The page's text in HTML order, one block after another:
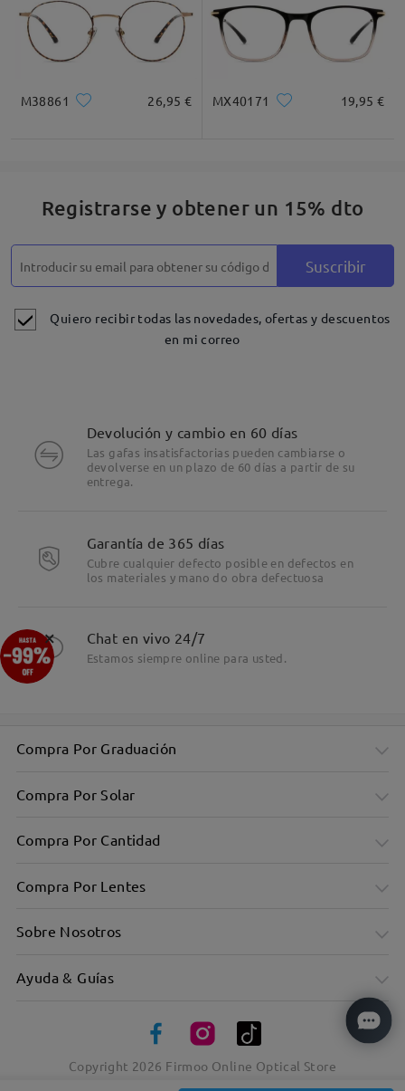
* Solo Para Referencia
Descripción del Producto
Detalles
Montura Aviador Metálica: Estilo y Calidad
Templos de Carey's Añaden Toque Clásico
M38861 26,95 € MX40171 19,95 €
Registrarse y obtener un 15% dto
Suscribir
Quiero recibir todas las novedades, ofertas y descuentos
en mi correo
Devolución y cambio en 60 días
Las gafas insatisfactorias pueden cambiarse o
devolverse en un plazo de 60 días a partir de su
entrega.
Garantía de 365 días
Cubre cualquier defecto posible en defectos en
los materiales y mano do obra defectuosa
Chat en vivo 24/7
Estamos siempre online para usted.
Compra Por Graduación
Compra Por Solar
Compra Por Cantidad
Compra Por Lentes
Sobre Nosotros
Ayuda & Guías
Copyright 2026 Firmoo Online Optical Store
×